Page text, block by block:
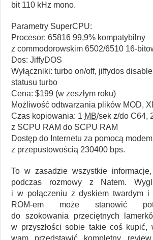
bit 110 kHz mono.
Parametry SuperCPU:
Procesor: 65816 99,9% kompatybilny
z commodorowskim 6502/6510 16-
Dos: JiffyDOS
Wyłączniki: turbo on/off, jiffydos
statusu turbo
Cena: $199 (w zeszłym roku)
Możliwość odtwarzania plików MOD,
Czas kopiowania: 1 MB/sek z/do C64,
z SCPU RAM do SCPU RAM
Dostęp do Internetu za pomocą
z przepustowością 230400 bps.
To w zasadzie wszystkie
podczas rozmowy z Natem.
i w połączeniu z dyskiem twardym i
ROM-em może stanowić
do szokowania przeciętnych
w przyszłości sobie takie coś kupić,